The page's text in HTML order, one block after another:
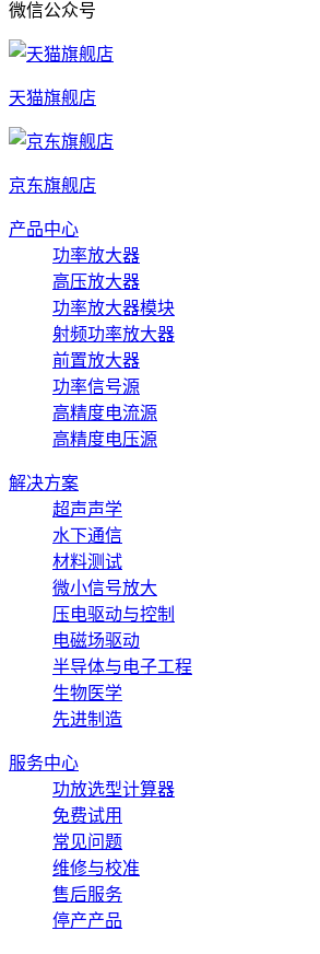
微信公众号
天猫旗舰店
京东旗舰店
产品中心
功率放大器
高压放大器
功率放大器模块
射频功率放大器
前置放大器
功率信号源
高精度电流源
高精度电压源
解决方案
超声声学
水下通信
材料测试
微小信号放大
压电驱动与控制
电磁场驱动
半导体与电子工程
生物医学
先进制造
服务中心
功放选型计算器
免费试用
常见问题
维修与校准
售后服务
停产产品